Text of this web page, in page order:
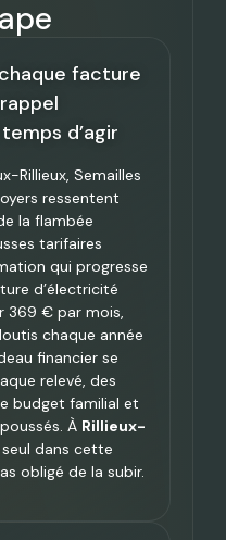
facture
d’agir
Rillieux, Semailles
ressentent
la flambée
tarifaires
qui progresse
d’électricité
369 € par mois,
chaque année
financier se
relevé, des
budget familial et
À Rillieux-
seul dans cette
obligé de la subir.